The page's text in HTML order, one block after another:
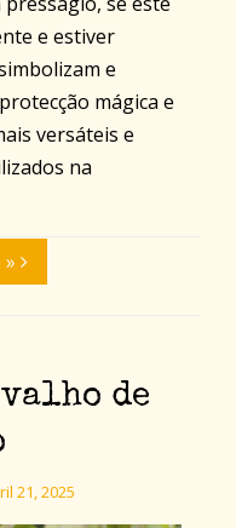
e estiver
e
mágica e
versáteis e
na
de
21, 2025